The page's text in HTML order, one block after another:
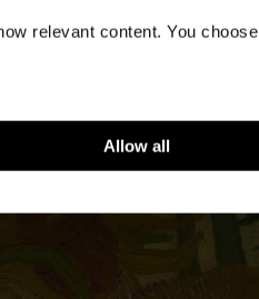
relevant content. You choose
Allow all